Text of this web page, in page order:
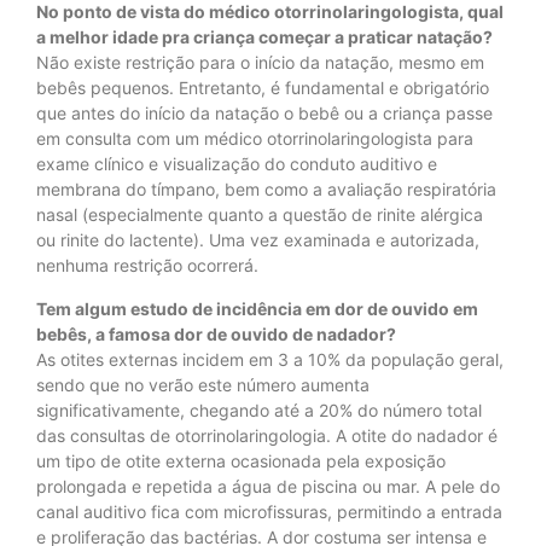
No ponto de vista do médico otorrinolaringologista, qual
a melhor idade pra criança começar a praticar natação?
Não existe restrição para o início da natação, mesmo em
bebês pequenos. Entretanto, é fundamental e obrigatório
que antes do início da natação o bebê ou a criança passe
em consulta com um médico otorrinolaringologista para
exame clínico e visualização do conduto auditivo e
membrana do tímpano, bem como a avaliação respiratória
nasal (especialmente quanto a questão de rinite alérgica
ou rinite do lactente). Uma vez examinada e autorizada,
nenhuma restrição ocorrerá.
Tem algum estudo de incidência em dor de ouvido em
bebês, a famosa dor de ouvido de nadador?
As otites externas incidem em 3 a 10% da população geral,
sendo que no verão este número aumenta
significativamente, chegando até a 20% do número total
das consultas de otorrinolaringologia. A otite do nadador é
um tipo de otite externa ocasionada pela exposição
prolongada e repetida a água de piscina ou mar. A pele do
canal auditivo fica com microfissuras, permitindo a entrada
e proliferação das bactérias. A dor costuma ser intensa e